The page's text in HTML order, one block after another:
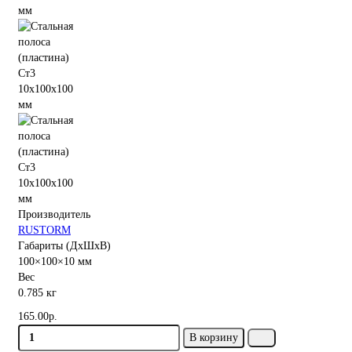
Производитель
RUSTORM
Габариты (ДхШхВ)
100×100×10 мм
Вес
0.785 кг
165.00р.
В корзину